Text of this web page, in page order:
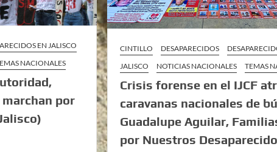
EN JALISCO
NACIONALES
por
CINTILLO DESAPARECIDOS
JALISCO
NOTICIAS NACIONALES TEMAS
Crisis forense en el IJCF
caravanas nacionales de
Guadalupe Aguilar,
por Nuestros